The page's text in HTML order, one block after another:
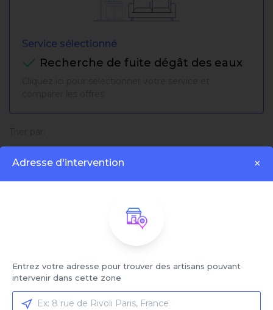
Adresse d'intervention ×
Entrez votre adresse pour trouver des artisans pouvant
intervenir dans cette zone
Service sélectionné
Recherche de fuite dégât des eaux
Affiché:1 - 6 sur 6 artisans